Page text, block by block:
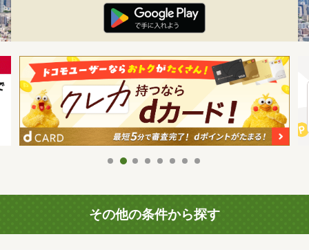
その他の条件から探す